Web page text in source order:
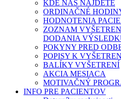
KDE NÁS NÁJDETE
ORDINAČNÉ
HODNOTENIA
ZOZNAM
DODANIA
POKYNY PRED
POPISY K
BALÍKY VYŠETRENÍ
AKCIA MESIACA
MOTIVAČNÝ
INFO PRE PACIENTOV